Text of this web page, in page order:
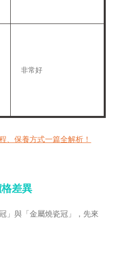
非常好
、保養方式一篇全解析！
差異
」與「金屬燒瓷冠」，先來